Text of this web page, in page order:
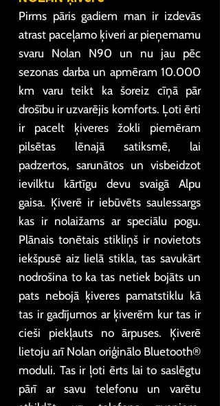
Pirms pāris gadiem man ir izdevās
atrast paceļamo ķiveri ar pieņemamu
svaru Nolan N90 un nu jau pēc
sezonas darba un apmēram 10.000
km varu teikt ka šoreiz cīņā pār
drošību ir uzvarējis komforts. Ļoti ērti
ir pacelt ķiveres žokli piemēram
pilsētas lēnajā satiksmē, lai
padzertos, sarunātos un visbeidzot
ievilktu kārtīgu devu svaigā Alpu
gaisa. Ķiverē ir iebūvēts saulessargs
kas ir nolaižams ar speciālu pogu.
Plānais tonētais stikliņš ir novietots
iekšpusē aiz lielā stikla, tas savukārt
nodrošina to ka tas netiek bojāts un
pats nebojā ķiveres pamatstiklu kā
tas ir gadījumos ar ķiverēm kur tas ir
cieši piekļauts no ārpuses. Ķiverē
lietoju arī Nolan oriģinālo Bluetooth®
moduli. Tas ir ļoti ērts lai to saslēgtu
pārī ar savu telefonu un varētu